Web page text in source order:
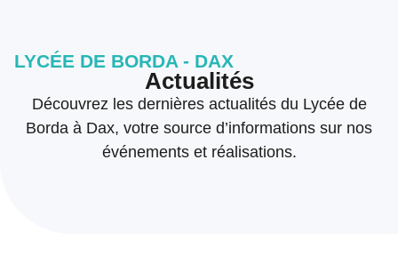
LYCÉE DE BORDA - DAX
Actualités
Découvrez les dernières actualités du Lycée de
Borda à Dax, votre source d’informations sur nos
événements et réalisations.